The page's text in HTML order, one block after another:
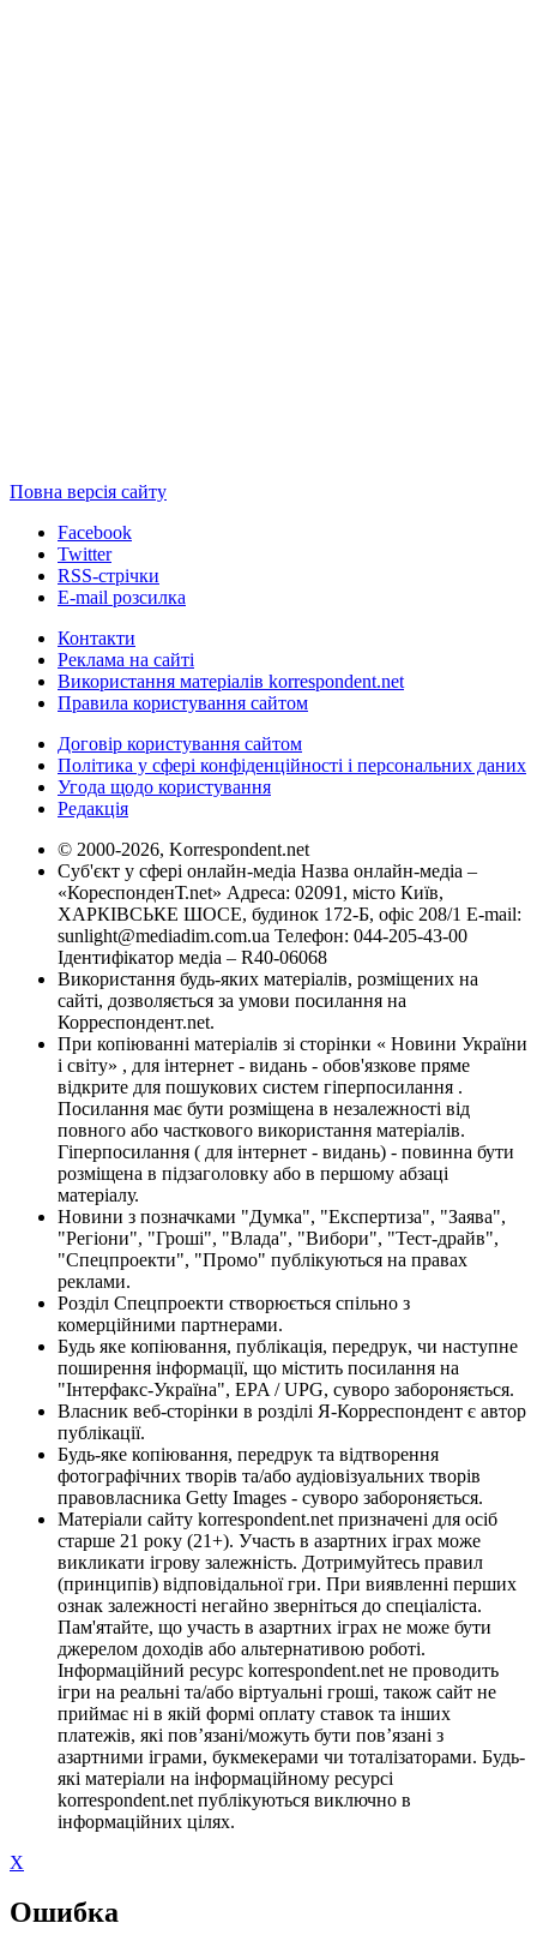
Повна версія сайту
Facebook
Twitter
RSS-стрічки
E-mail розсилка
Контакти
Реклама на сайті
Використання матеріалів korrespondent.net
Правила користування сайтом
Договір користування сайтом
Політика у сфері конфіденційності і персональних даних
Угода щодо користування
Редакція
© 2000-2026, Korrespondent.net
Суб'єкт у сфері онлайн-медіа Назва онлайн-медіа –
«КореспонденТ.net» Адреса: 02091, місто Київ,
ХАРКІВСЬКЕ ШОСЕ, будинок 172-Б, офіс 208/1 E-mail:
sunlight@mediadim.com.ua Телефон: 044-205-43-00
Ідентифікатор медіа – R40-06068
Використання будь-яких матеріалів, розміщених на
сайті, дозволяється за умови посилання на
Корреспондент.net.
При копіюванні матеріалів зі сторінки « Новини України
і світу» , для інтернет - видань - обов'язкове пряме
відкрите для пошукових систем гіперпосилання .
Посилання має бути розміщена в незалежності від
повного або часткового використання матеріалів.
Гіперпосилання ( для інтернет - видань) - повинна бути
розміщена в підзаголовку або в першому абзаці
матеріалу.
Новини з позначками "Думка", "Експертиза", "Заява",
"Регіони", "Гроші", "Влада", "Вибори", "Тест-драйв",
"Спецпроекти", "Промо" публікуються на правах
реклами.
Розділ Спецпроекти створюється спільно з
комерційними партнерами.
Будь яке копіювання, публікація, передрук, чи наступне
поширення інформації, що містить посилання на
"Інтерфакс-Україна", EPA / UPG, суворо забороняється.
Власник веб-сторінки в розділі Я-Корреспондент є автор
публікації.
Будь-яке копіювання, передрук та відтворення
фотографічних творів та/або аудіовізуальних творів
правовласника Getty Images - суворо забороняється.
Матеріали сайту korrespondent.net призначені для осіб
старше 21 року (21+). Участь в азартних іграх може
викликати ігрову залежність. Дотримуйтесь правил
(принципів) відповідальної гри. При виявленні перших
ознак залежності негайно зверніться до спеціаліста.
Пам'ятайте, що участь в азартних іграх не може бути
джерелом доходів або альтернативою роботі.
Інформаційний ресурс korrespondent.net не проводить
ігри на реальні та/або віртуальні гроші, також сайт не
приймає ні в якій формі оплату ставок та інших
платежів, які пов’язані/можуть бути пов’язані з
азартними іграми, букмекерами чи тоталізаторами. Будь-
які матеріали на інформаційному ресурсі
korrespondent.net публікуються виключно в
інформаційних цілях.
X
Ошибка